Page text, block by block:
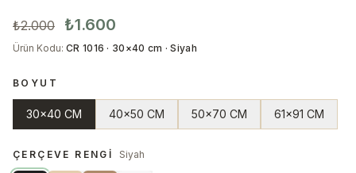
₺2.000 ₺1.600
Ürün Kodu: CR 1016 · 30×40 cm · Siyah
BOYUT
30x40 CM 40x50 CM 50x70 CM 61x91 CM
ÇERÇEVE RENGI Siyah